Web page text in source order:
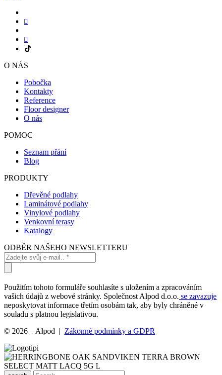
O NÁS
Pobočka
Kontakty
Reference
Floor designer
O nás
POMOC
Seznam přání
Blog
PRODUKTY
Dřevěné podlahy
Laminátové podlahy
Vinylové podlahy
Venkovní terasy
Katalogy
ODBĚR NAŠEHO NEWSLETTERU
Použitím tohoto formuláře souhlasíte s uložením a zpracováním
vašich údajů z webové stránky. Společnost Alpod d.o.o. se zavazuje
neposkytovat informace třetím osobám tak, aby byly chráněné v
souladu s platnou legislativou.
© 2026 – Alpod | Zákonné podmínky a GDPR